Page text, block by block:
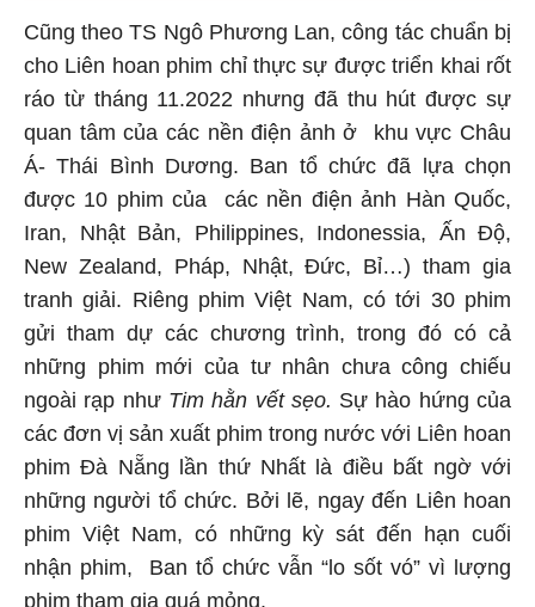
Cũng theo TS Ngô Phương Lan, công tác chuẩn bị
cho Liên hoan phim chỉ thực sự được triển khai rốt
ráo từ tháng 11.2022 nhưng đã thu hút được sự
quan tâm của các nền điện ảnh ở khu vực Châu
Á- Thái Bình Dương. Ban tổ chức đã lựa chọn
được 10 phim của các nền điện ảnh Hàn Quốc,
Iran, Nhật Bản, Philippines, Indonessia, Ấn Độ,
New Zealand, Pháp, Nhật, Đức, Bỉ…) tham gia
tranh giải. Riêng phim Việt Nam, có tới 30 phim
gửi tham dự các chương trình, trong đó có cả
những phim mới của tư nhân chưa công chiếu
ngoài rạp như Tim hằn vết sẹo. Sự hào hứng của
các đơn vị sản xuất phim trong nước với Liên hoan
phim Đà Nẵng lần thứ Nhất là điều bất ngờ với
những người tổ chức. Bởi lẽ, ngay đến Liên hoan
phim Việt Nam, có những kỳ sát đến hạn cuối
nhận phim, Ban tổ chức vẫn “lo sốt vó” vì lượng